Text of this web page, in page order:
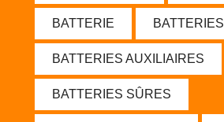
BATTERIE BATTERIES
BATTERIES AUXILIAIRES
BATTERIES SÛRES